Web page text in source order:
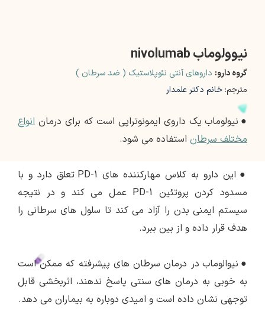
نیوولوماب nivolumab
گروه دارو: داروهای آنتی نئوپلاستیک ( ضد سرطان )
مترجم: خانم دکتر علمدار
● نیولوماب یک داروی ایمونوتراپی است که برای درمان انواع
مختلف سرطان استفاده می شود.
●
این دارو به کلاس مهارکننده های PD-1 تعلق دارد و با
مسدود کردن پروتئین PD-1 عمل می کند و در نتیجه
سیستم ایمنی بدن را آزاد می کند تا سلول های سرطانی را
هدف قرار داده و از بین ببرد.
● نیوالوماب در درمان سرطان های پیشرفته که ممکن است
به خوبی به درمان های سنتی پاسخ ندهند، اثربخشی قابل
توجهی نشان داده است و امیدی دوباره به بیماران می دهد.